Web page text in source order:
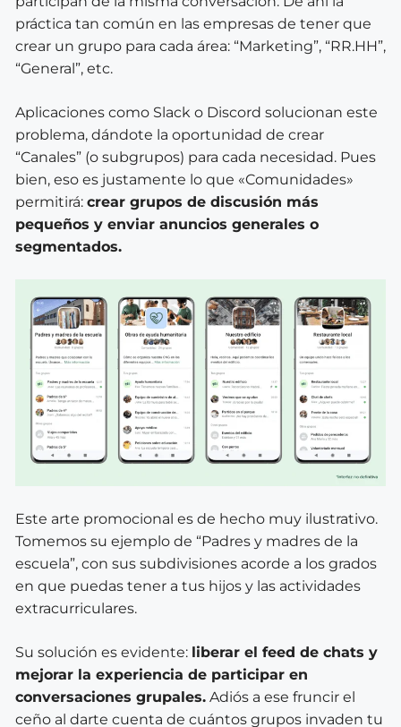
práctica tan común en las empresas de tener que
crear un grupo para cada área: “Marketing”, “RR.HH”,
“General”, etc.
Aplicaciones como Slack o Discord solucionan este
problema, dándote la oportunidad de crear
“Canales” (o subgrupos) para cada necesidad. Pues
bien, eso es justamente lo que «Comunidades»
permitirá: crear grupos de discusión más
pequeños y enviar anuncios generales o
segmentados.
Este arte promocional es de hecho muy ilustrativo.
Tomemos su ejemplo de “Padres y madres de la
escuela”, con sus subdivisiones acorde a los grados
en que puedas tener a tus hijos y las actividades
extracurriculares.
Su solución es evidente: liberar el feed de chats y
mejorar la experiencia de participar en
conversaciones grupales. Adiós a ese fruncir el
ceño al darte cuenta de cuántos grupos invaden tu